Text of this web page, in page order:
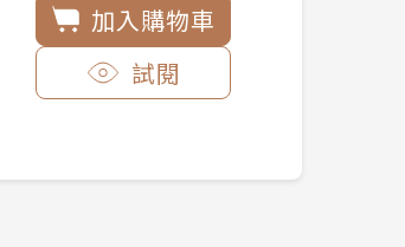
加入購物車
試閱